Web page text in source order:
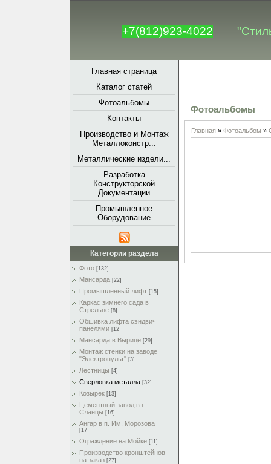
+7(812)923-4022
Главная страница
Каталог статей
Фотоальбомы
Контакты
Производство и Монтаж
Металлоконстр...
Металлические издели...
Разработка
Конструкторской
Документации
Промышленное
Оборудование
Категории раздела
Фото [132]
Мансарда [22]
Промышленный лифт [15]
Каркас зимнего сада в
Стрельне [8]
Обшивка лифта сэндвич
панелями [12]
Мансарда в Вырице [29]
Монтаж стенки на заводе
"Электропульт" [3]
Лестницы [4]
Сверловка металла [32]
Козырек [13]
Цементный завод в г.
Сланцы [16]
Ангар в п. Им. Морозова
[17]
Ограждение на Мойке [11]
Производство кронштейнов
на заказ [27]
Фотоальбомы
Главная » Фотоальбом »